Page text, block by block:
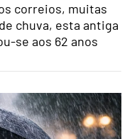
correios, muitas
chuva, esta antiga
se aos 62 anos